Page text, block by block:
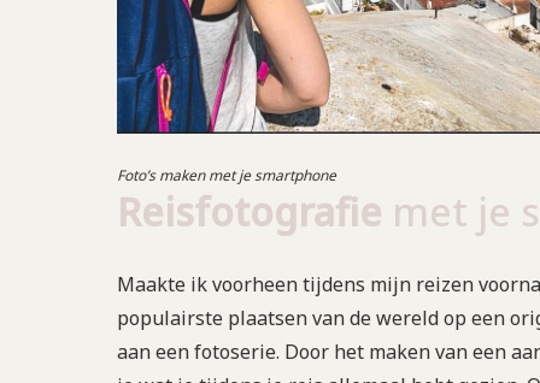
Foto’s maken met je smartphone
Reisfotografie met je
Maakte ik voorheen tijdens mijn reizen
populairste plaatsen van de wereld op een
aan een fotoserie. Door het maken van een